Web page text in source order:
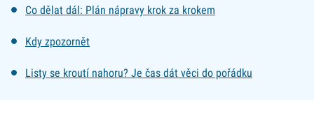
Co dělat dál: Plán nápravy krok za krokem
Kdy zpozornět
Listy se kroutí nahoru? Je čas dát věci do pořádku